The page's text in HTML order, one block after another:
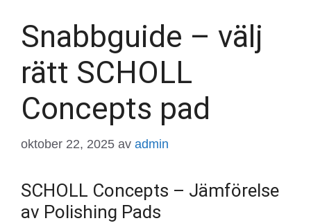
Snabbguide – välj
rätt SCHOLL
Concepts pad
oktober 22, 2025 av admin
SCHOLL Concepts – Jämförelse
av Polishing Pads